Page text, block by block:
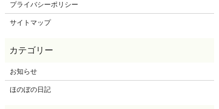
プライバシーポリシー
サイトマップ
お知らせ
ほのぼの日記